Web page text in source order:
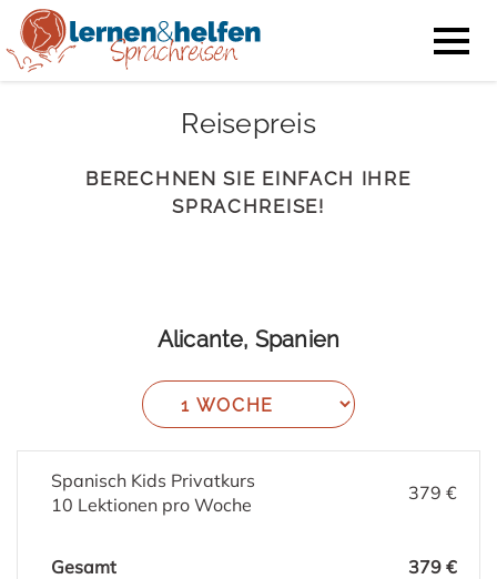
Reisepreis
BERECHNEN SIE EINFACH IHRE
SPRACHREISE!
Alicante, Spanien
Spanisch Kids Privatkurs
10 Lektionen pro Woche
379 €
Gesamt 379 €